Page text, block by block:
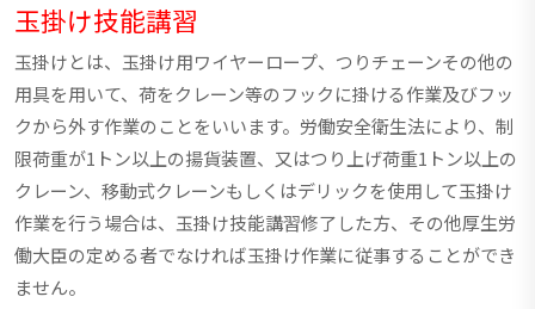
玉掛け技能講習
玉掛けとは、玉掛け用ワイヤーロープ、つりチェーンその他の
用具を用いて、荷をクレーン等のフックに掛ける作業及びフッ
クから外す作業のことをいいます。労働安全衛生法により、制
限荷重が1トン以上の揚貨装置、又はつり上げ荷重1トン以上の
クレーン、移動式クレーンもしくはデリックを使用して玉掛け
作業を行う場合は、玉掛け技能講習修了した方、その他厚生労
働大臣の定める者でなければ玉掛け作業に従事することができ
ません。